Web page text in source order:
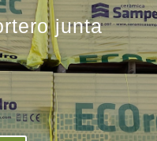
junta